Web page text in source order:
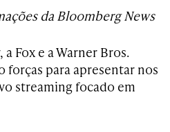
da Bloomberg News
a Fox e a Warner Bros.
forças para apresentar nos
streaming focado em